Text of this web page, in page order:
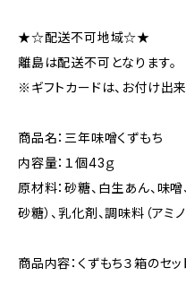
★☆配送不可地域☆★
離島は配送不可となります。
※ギフトカードは、お付け出来
商品名：三年味噌くずもち
内容量：１個43ｇ
原材料：砂糖、白生あん、味
砂糖）、乳化剤、調味料（アミノ
商品内容：くずもち３箱のセッ